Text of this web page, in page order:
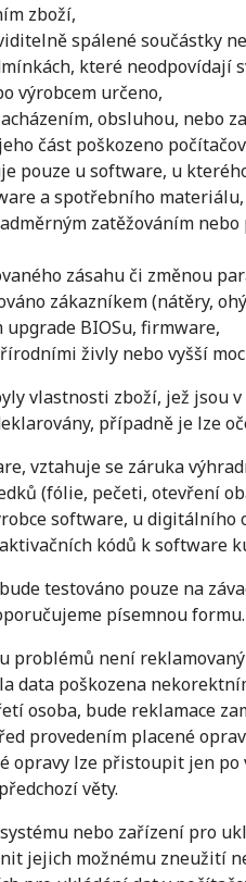
zboží,
spálené součástky
které
výrobcem určeno,
obsluhou, nebo
část poškozeno
pouze u software, u
a spotřebního materiálu,
zatěžováním
zásahu či změnou
zákazníkem (nátěry,
BIOSu, firmware,
živly nebo vyšší
vlastnosti zboží, jež jsou
případně je lze
vztahuje se záruka
(fólie, pečeti, otevření
software, u
kódů k software
testováno pouze na
písemnou formu.
není
data poškozena
osoba, bude reklamace
provedením placené
opravy lze přistoupit jen
věty.
nebo zařízení pro
jejich možnému zneužití